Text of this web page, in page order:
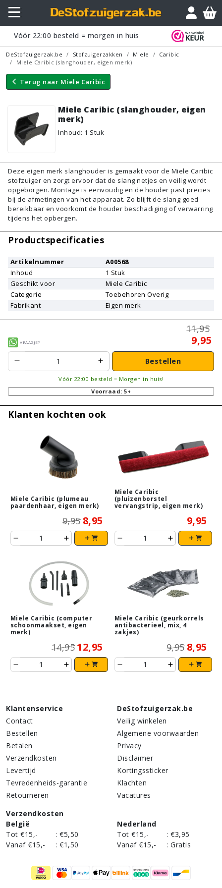
Vóór 22:00 besteld = morgen in huis
DeStofzuigerzak.be Stofzuigerzakken Miele
Caribic
Miele Caribic (slanghouder, eigen merk)
Terug naar Miele Caribic
Miele Caribic (slanghouder, eigen
merk)
Inhoud: 1 Stuk
Vraagje?
Deze eigen merk slanghouder is gemaakt voor de Miele Caribic
stofzuiger en zorgt ervoor dat de slang netjes en veilig wordt
opgeborgen. Montage is eenvoudig en de houder past precies
bij de afmetingen van het apparaat. Zo blijft de slang goed
bereikbaar en voorkomt de houder beschadiging of verwarring
tijdens het opbergen.
Productspecificaties
Artikelnummer
A00568
Inhoud
1 Stuk
Geschikt voor
Miele Caribic
Categorie
Toebehoren Overig
Fabrikant
Eigen merk
Vraagje?
11,95
9,95
Bestellen
Vóór 22:00 besteld = Morgen in huis!
Voorraad: 5+
Klanten kochten ook
Miele Caribic (plumeau
paardenhaar, eigen merk)
9,95 8,95
Miele Caribic
(pluizenborstel
vervangstrip, eigen merk)
9,95
Miele Caribic (computer
schoonmaakset, eigen
merk)
14,95 12,95
Miele Caribic (geurkorrels
antibacterieel, mix, 4
zakjes)
9,95 8,95
Klantenservice
Contact
Bestellen
Betalen
Verzendkosten
Levertijd
Tevredenheids-garantie
Retourneren
DeStofzuigerzak.be
Veilig winkelen
Algemene voorwaarden
Privacy
Disclaimer
Kortingssticker
Klachten
Vacatures
Verzendkosten
België
Tot €15,-
: €5,50
Vanaf €15,-
: €1,50
Nederland
Tot €15,-
: €3,95
Vanaf €15,-
: Gratis